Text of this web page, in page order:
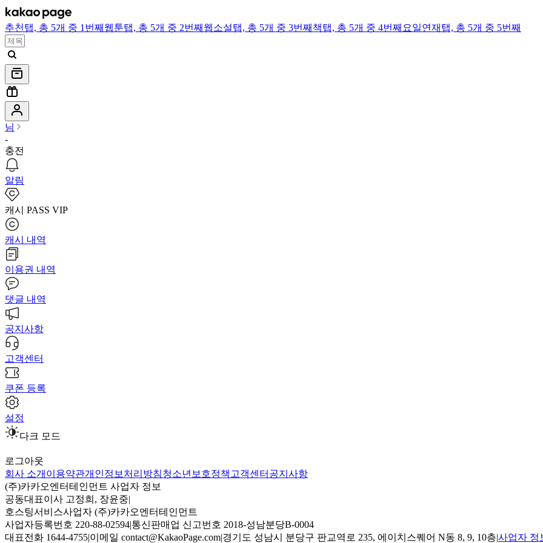
추천 탭, 총 5개 중 1번째 웹툰탭, 총 5개 중 2번째 웹소설탭, 총 5개 중 3번째 책탭, 총 5개 중 4번째 요일연재 탭, 총 5개 중 5번째
님
-
충전
알림
캐시 PASS VIP
캐시 내역
이용권 내역
댓글 내역
공지사항
고객센터
쿠폰 등록
설정
다크 모드
로그아웃
회사 소개 이용약관개인정보처리방침청소년보호정책 고객센터 공지사항
(주)카카오엔터테인먼트 사업자 정보
공동대표이사 고정희, 장윤중|
호스팅서비스사업자 (주)카카오엔터테인먼트
사업자등록번호 220-88-02594|통신판매업 신고번호 2018-성남분당B-0004
대표전화 1644-4755|이메일 contact@KakaoPage.com|경기도 성남시 분당구 판교역로 235, 에이치스퀘어 N동 8, 9, 10층|사업자 정